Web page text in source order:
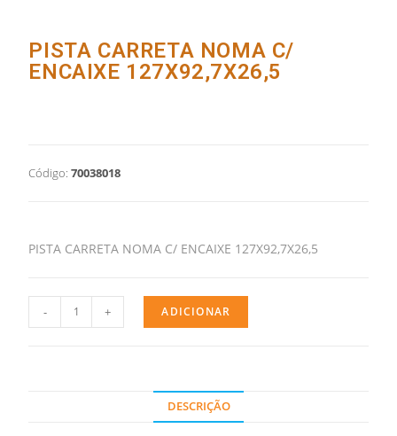
PISTA CARRETA NOMA C/
ENCAIXE 127X92,7X26,5
Código: 70038018
PISTA CARRETA NOMA C/ ENCAIXE 127X92,7X26,5
- + ADICIONAR
DESCRIÇÃO